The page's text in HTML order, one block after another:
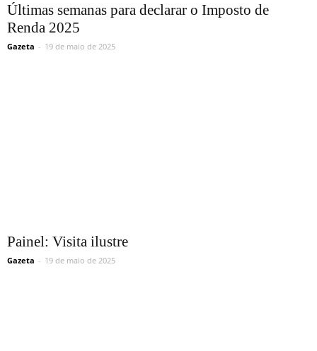
Últimas semanas para declarar o Imposto de
Renda 2025
Gazeta - 19 de maio de 2025
Painel: Visita ilustre
Gazeta - 19 de maio de 2025